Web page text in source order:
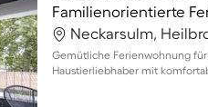
Neckarsulm,
Gemütliche Ferienwohnung
Haustierliebhaber mit